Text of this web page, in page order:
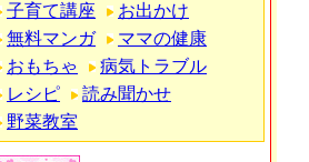
子育て講座
お出かけ
無料マンガ
ママの健康
おもちゃ
病気トラブル
レシピ
読み聞かせ
野菜教室